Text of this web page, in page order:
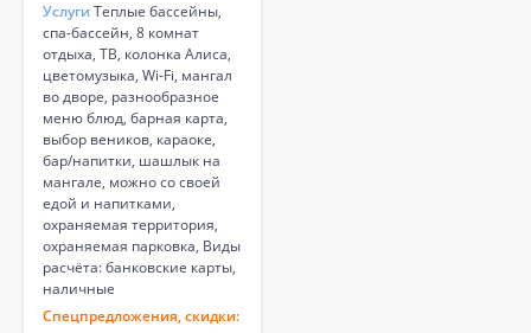
Услуги Теплые бассейны,
спа-бассейн, 8 комнат
отдыха, ТВ, колонка Алиса,
цветомузыка, Wi-Fi, мангал
во дворе, разнообразное
меню блюд, барная карта,
выбор веников, караоке,
бар/напитки, шашлык на
мангале, можно со своей
едой и напитками,
охраняемая территория,
охраняемая парковка, Виды
расчёта: банковские карты,
наличные
Спецпредложения, скидки: